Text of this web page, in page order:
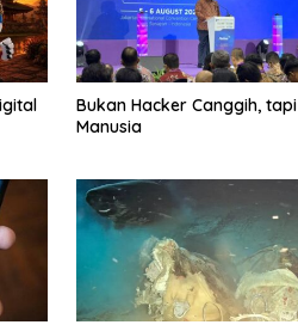
Bukan Hacker Canggih, tapi
Manusia